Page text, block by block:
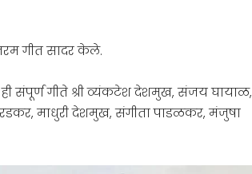
गीत सादर केले.
ही संपूर्ण गीते श्री व्यंकटेश देशमुख, संजय घायाळ,
माधुरी देशमुख, संगीता पाडळकर, मंजुषा